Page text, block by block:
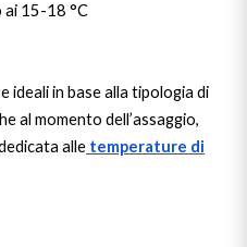
15-18 °C
in base alla tipologia di
al momento dell’assaggio,
alle temperature di